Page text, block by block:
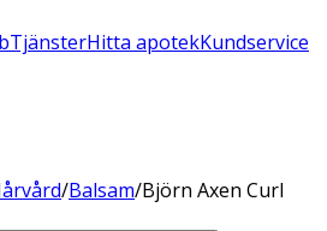
TjänsterHitta apotekKundservice
/Balsam/Björn Axen Curl